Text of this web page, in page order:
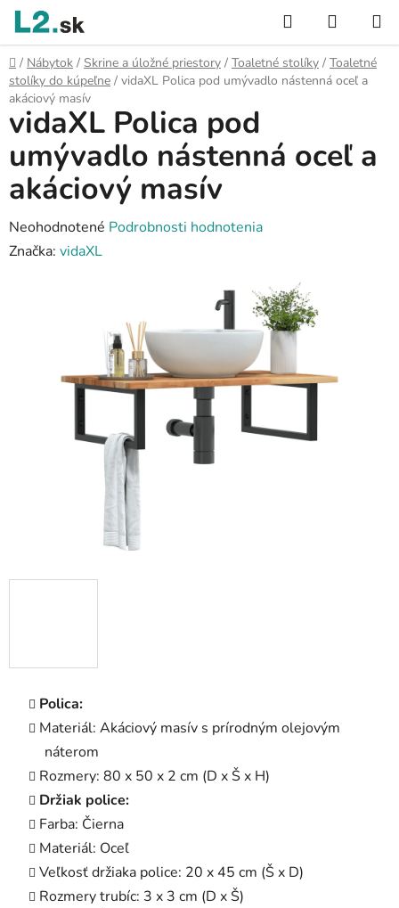
Prejsť
obsah
Hľadať
KOŠÍK
Domov
/ Nábytok / Skrine a úložné priestory / Toaletné stolíky / Toaletné
stolíky do kúpeľne / vidaXL Polica pod umývadlo nástenná oceľ a
akáciový masív
Polica:
Materiál: Akáciový masív s prírodným olejovým
náterom
Rozmery: 80 x 50 x 2 cm (D x Š x H)
Držiak police:
Farba: Čierna
Materiál: Oceľ
Veľkosť držiaka police: 20 x 45 cm (Š x D)
Rozmery trubíc: 3 x 3 cm (D x Š)
vidaXL Polica pod
umývadlo nástenná oceľ a
akáciový masív
Priemerné
hodnotenie
hviezdičiek.
Neohodnotené Podrobnosti hodnotenia
Značka: vidaXL